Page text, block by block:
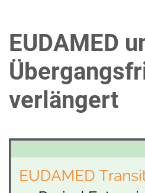
EUDAMED
verlängert